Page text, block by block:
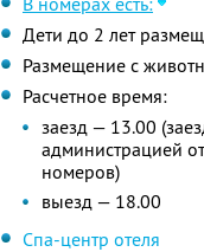
Дети до 2 лет
Размещение с
Расчетное время:
заезд — 13.00
администрацией
номеров)
выезд — 18.00
Спа-центр отеля